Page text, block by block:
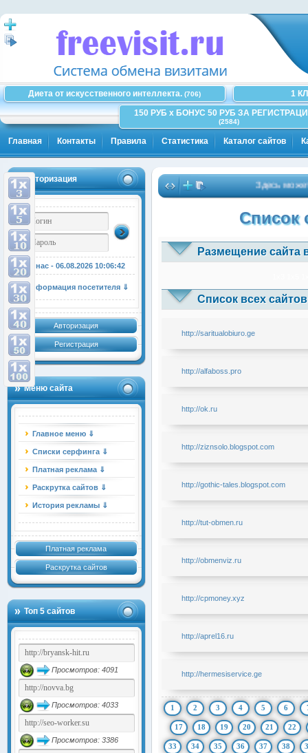
Диета от искусственного интеллекта. (706)
1
150 РУБ x БОНУС 50 РУБ ЗА
(2584)
Главная Контакты Правила Статистика Каталог сайтов
Авторизация
У нас - 06.08.2026 10:06:43
Информация посетителя ⇓
Авторизация
Регистрация
Меню сайта
Главное меню ⇓
Списки серфинга ⇓
Платная реклама ⇓
Раскрутка сайтов ⇓
История рекламы ⇓
Платная реклама
Раскрутка сайтов
Топ 5 сайтов
Просмотров: 4091
Просмотров: 4033
Просмотров: 3386
Здесь может
Список
Размещение сайта
Список всех
http://saritualobiuro.ge
http://alfaboss.pro
http://ok.ru
http://ziznsolo.blogspot.com
http://gothic-tales.blogspot.com
http://tut-obmen.ru
http://obmenviz.ru
http://cpmoney.xyz
http://aprel16.ru
http://hermesiservice.ge
1 2 3 4 5 6
17 18 19 20 21 22
33 34 35 36 37 38